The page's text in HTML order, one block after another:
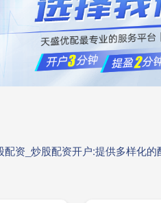
资_炒股配资开户:提供多样化